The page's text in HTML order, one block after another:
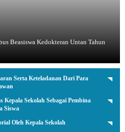
Beasiswa Kedokteran Untan Tahun
Serta Keteladanan Dari Para
Kepala Sekolah Sebagai Pembina
Siswa
Oleh Kepala Sekolah